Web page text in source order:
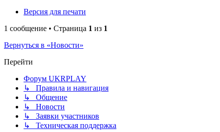
Версия для печати
1 сообщение • Страница 1 из 1
Вернуться в «Новости»
Перейти
Форум UKRPLAY
↳ Правила и навигация
↳ Общение
↳ Новости
↳ Заявки участников
↳ Техническая поддержка